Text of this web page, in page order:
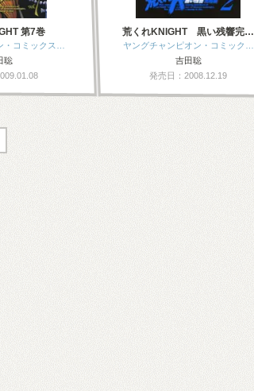
第7巻
・コミックス…
聡
荒くれKNIGHT 黒い残響完…
ヤングチャンピオン・コミック…
吉田聡
発売日：2008.12.19